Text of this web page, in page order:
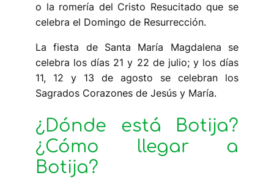
o la romería del Cristo Resucitado que se
celebra el Domingo de Resurrección.
La fiesta de Santa María Magdalena se
celebra los días 21 y 22 de julio; y los días
11, 12 y 13 de agosto se celebran los
Sagrados Corazones de Jesús y María.
¿Dónde está Botija?
¿Cómo llegar a
Botija?